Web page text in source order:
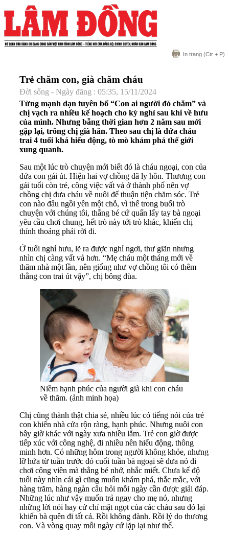
In trang (Ctr + P)
Trẻ chăm con, già chăm cháu
Đời sống - Ngày đăng : 05:35, 15/11/2024
Từng mạnh dạn tuyên bố “Con ai người đó chăm” và
chị vạch ra nhiều kế hoạch cho kỳ nghỉ sau khi về hưu
của mình. Nhưng bẵng thời gian hơn 2 năm sau mới
gặp lại, trông chị già hẳn. Theo sau chị là đứa cháu
trai 4 tuổi khá hiếu động, tò mò khám phá thế giới
xung quanh.
Sau một lúc trò chuyện mới biết đó là cháu ngoại, con của
đứa con gái út. Hiện hai vợ chồng đã ly hôn. Thương con
gái tuổi còn trẻ, công việc vất vả ở thành phố nên vợ
chồng chị đưa cháu về nuôi để thuận tiện chăm sóc. Trẻ
con nào đâu ngồi yên một chỗ, vì thế trong buổi trò
chuyện với chúng tôi, thằng bé cứ quấn lấy tay bà ngoại
yêu cầu chơi chung, hết trò này tới trò khác, khiến chị
thỉnh thoảng phải rời đi.
Ở tuổi nghỉ hưu, lẽ ra được nghỉ ngơi, thư giãn nhưng
nhìn chị càng vất vả hơn. “Mẹ cháu một tháng mới về
thăm nhà một lần, nên giống như vợ chồng tôi có thêm
thằng con trai út vậy”, chị bông đùa.
Niềm hạnh phúc của người già khi con cháu
về thăm. (ảnh minh họa)
Chị cũng thành thật chia sẻ, nhiều lúc có tiếng nói của trẻ
con khiến nhà cửa rộn ràng, hạnh phúc. Nhưng nuôi con
bây giờ khác với ngày xưa nhiều lắm. Trẻ con giờ được
tiếp xúc với công nghệ, đi nhiều nên hiếu động, thông
minh hơn. Có những hôm trong người không khỏe, nhưng
lỡ hứa từ tuần trước đó cuối tuần bà ngoại sẽ đưa nó đi
chơi công viên mà thằng bé nhớ, nhắc miết. Chưa kể độ
tuổi này nhìn cái gì cũng muốn khám phá, thắc mắc, với
hàng trăm, hàng ngàn câu hỏi mỗi ngày cần được giải đáp.
Những lúc như vậy muốn trả ngay cho mẹ nó, nhưng
những lời nói hay cử chỉ mật ngọt của các cháu sau đó lại
khiến bà quên đi tất cả. Rồi không đành. Rồi lý do thương
con. Và vòng quay mỗi ngày cứ lặp lại như thế.